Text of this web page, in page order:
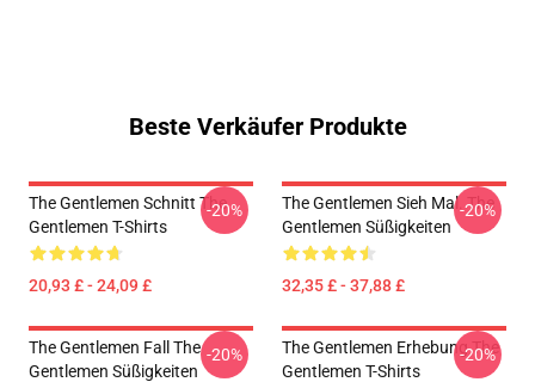
Beste Verkäufer Produkte
The Gentlemen Schnitt The
Gentlemen T-Shirts
20,93 £ - 24,09 £
-20%
The Gentlemen Sieh Mal. The
Gentlemen Süßigkeiten
32,35 £ - 37,88 £
-20%
The Gentlemen Fall The
Gentlemen Süßigkeiten
-20%
The Gentlemen Erhebung The
Gentlemen T-Shirts
-20%